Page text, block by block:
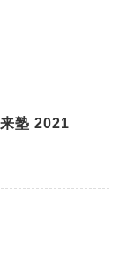
塾 2021